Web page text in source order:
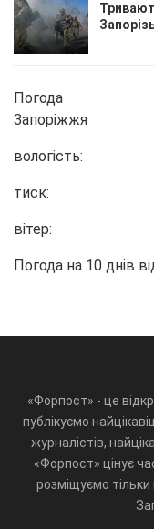
Погода
Запоріжжя
вологість:
тиск:
вітер:
Погода на 10 днів
«Форпост» - це
публікуємо
журналістів,
«Форпост» цінує
розміщуємо